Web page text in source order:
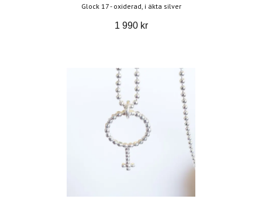
Glock 17 - oxiderad, i äkta silver
1 990 kr